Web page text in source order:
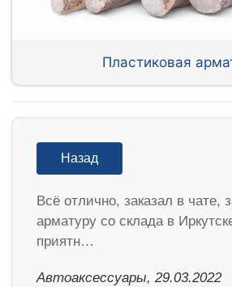
Пластиковая
Назад
Всё отлично, заказал в чате,
арматуру со склада в
приятн…
Автоаксессуары, 29.03.2022